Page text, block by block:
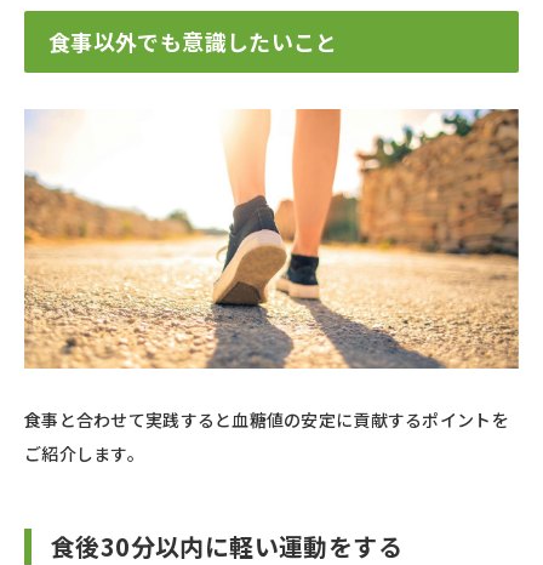
食事以外でも意識したいこと
食事と合わせて実践すると血糖値の安定に貢献するポイントを
ご紹介します。
食後30分以内に軽い運動をする